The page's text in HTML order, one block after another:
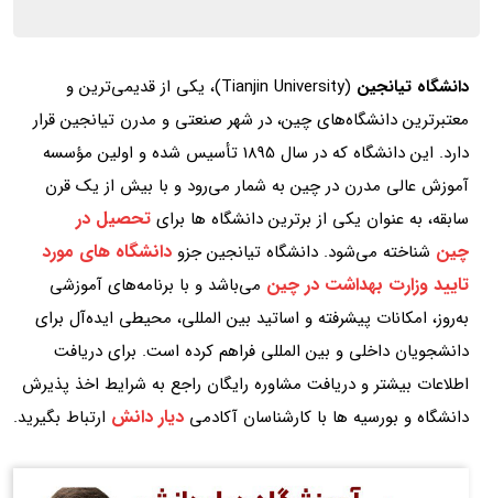
دانشگاه تیانجین
(Tianjin University)، یکی از قدیمی‌ترین و
معتبرترین دانشگاه‌های چین، در شهر صنعتی و مدرن تیانجین قرار
دارد. این دانشگاه که در سال 1895 تأسیس شده و اولین مؤسسه
آموزش عالی مدرن در چین به شمار می‌رود و با بیش از یک قرن
سابقه، به عنوان یکی از برترین دانشگاه‌ ها برای تحصیل در
چین شناخته می‌شود. دانشگاه تیانجین جزو دانشگاه های مورد
تایید وزارت بهداشت در چین می‌باشد و با برنامه‌های آموزشی
به‌روز، امکانات پیشرفته و اساتید بین‌ المللی، محیطی ایده‌آل برای
دانشجویان داخلی و بین‌ المللی فراهم کرده است. برای دریافت
اطلاعات بیشتر و دریافت مشاوره رایگان راجع به شرایط اخذ پذیرش
دانشگاه و بورسیه ها با کارشناسان آکادمی دیار دانش ارتباط بگیرید.